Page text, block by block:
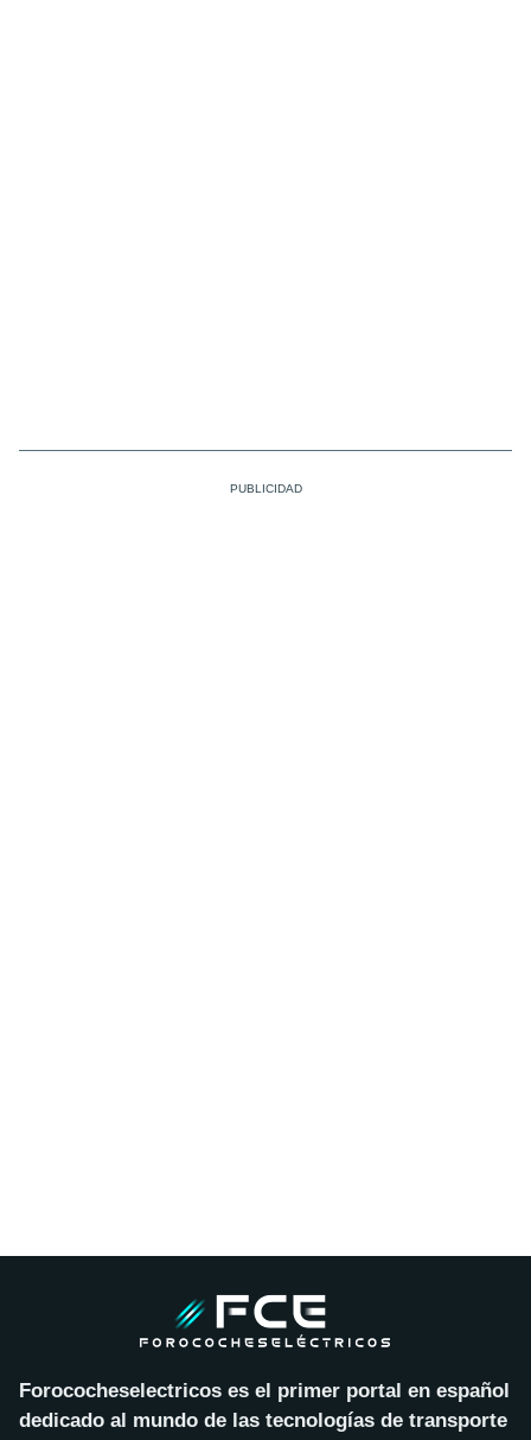
Forococheselectricos es el primer portal en español
dedicado al mundo de las tecnologías de transporte